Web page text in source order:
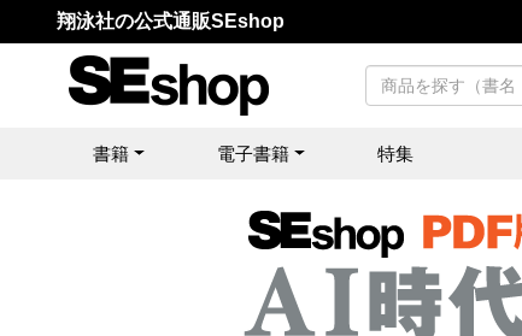
翔泳社の公式通販SEshop
書籍 電子書籍 特集